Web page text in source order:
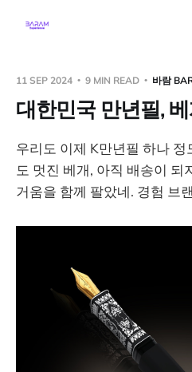
11 SEP 2024 9 MIN READ 바람
대한민국 만년필,
우리도 이제 K만년필 하나
도 멋진 베개, 아직 배송이 되
거움을 함께 팔았네. 경험 브